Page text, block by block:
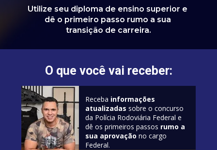
Utilize seu diploma de ensino superior e
dê o primeiro passo rumo a sua
transição de carreira.
O que você vai receber:
Receba informações
atualizadas sobre o concurso
da Polícia Rodoviária Federal e
dê os primeiros passos rumo a
sua aprovação no cargo
Federal.